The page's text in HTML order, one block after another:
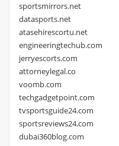
sportsmirrors.net
datasports.net
atasehirescortu.net
engineeringtechub.com
jerryescorts.com
attorneylegal.co
voomb.com
techgadgetpoint.com
tvsportsguide24.com
sportsreviews24.com
dubai360blog.com